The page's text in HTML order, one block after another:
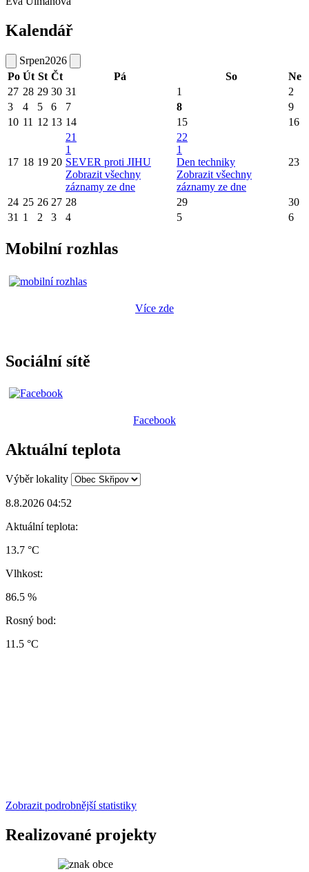
Kalendář
Srpen2026
Po Út St Čt Pá So
Ne
27 28 29 30 31 1
2
3
4 5 6 7 8
9
10 11 12 13 14 15 16
17 18 19 20
21
1
SEVER proti JIHU
Zobrazit všechny
záznamy ze dne
22
1
Den techniky
Zobrazit všechny
záznamy ze dne
23
24 25 26 27 28 29
30
31 1 2 3 4 5 6
Mobilní rozhlas
Více zde
Sociální sítě
Facebook
Aktuální teplota
Výběr lokality
8.8.2026 04:52
Aktuální teplota:
13.7 °C
Vlhkost:
86.5 %
Rosný bod:
11.5 °C
Zobrazit podrobnější statistiky
Realizované projekty